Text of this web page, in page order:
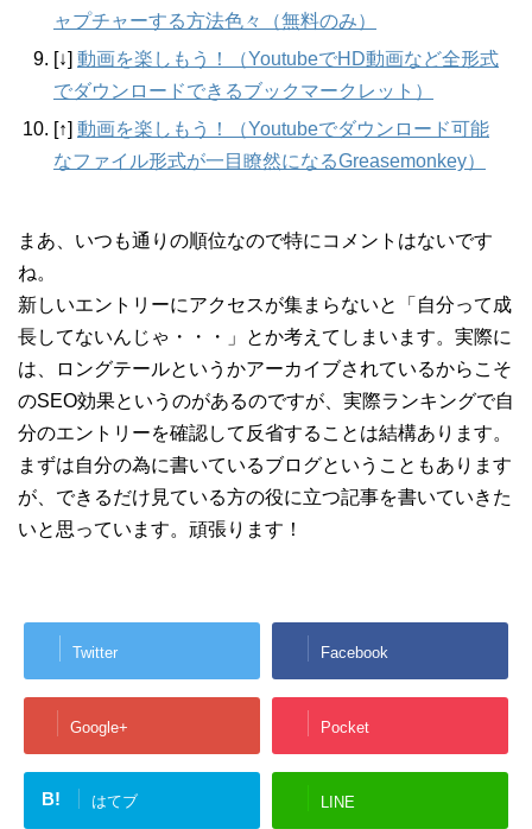
ャプチャーする方法色々（無料のみ）
[↓] 動画を楽しもう！（YoutubeでHD動画など全形式
でダウンロードできるブックマークレット）
[↑] 動画を楽しもう！（Youtubeでダウンロード可能
なファイル形式が一目瞭然になるGreasemonkey）
まあ、いつも通りの順位なので特にコメントはないです
ね。
新しいエントリーにアクセスが集まらないと「自分って成
長してないんじゃ・・・」とか考えてしまいます。実際に
は、ロングテールというかアーカイブされているからこそ
のSEO効果というのがあるのですが、実際ランキングで自
分のエントリーを確認して反省することは結構あります。
まずは自分の為に書いているブログということもあります
が、できるだけ見ている方の役に立つ記事を書いていきた
いと思っています。頑張ります！
Twitter Facebook
Google+ Pocket
B! はてブ LINE